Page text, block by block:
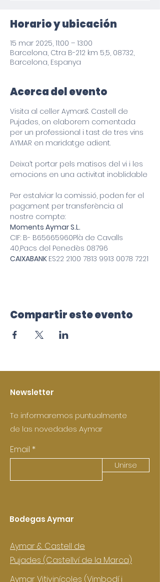
Horario y ubicación
15 mar 2025, 11:00 – 13:00
Barcelona, Ctra B-212 km 5,5, 08732,
Barcelona, Espanya
Acerca del evento
Visita al celler Aymar& Castell de
Pujades, on elaborem comentada
per un professional i tast de tres vins
AYMAR en maridatge adient.
Deixa’t portar pels matisos del vi i les
emocions en una activitat inoblidable
Per estalviar la comissió, poden fer el
pagament per transferència al
nostre compte:
Moments Aymar S.L.
CIF: B- B65665960Plà de Cavalls
40,Pacs del Penedès 08796
CAIXABANK ES22 2100 7813 9913 0078 7221
Compartir este evento
Newsletter
Te informaremos puntualmente
de las novedades Aymar
Email
Unirse
Bodegas Aymar
Aymar & Castell de
Pujades (Castellví de la Marca)
Aymar Vitivinícoles (Vimbodí i